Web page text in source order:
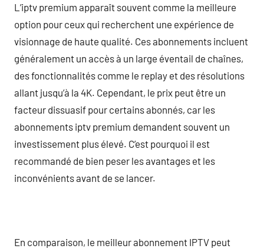
L’iptv premium apparaît souvent comme la meilleure
option pour ceux qui recherchent une expérience de
visionnage de haute qualité. Ces abonnements incluent
généralement un accès à un large éventail de chaînes,
des fonctionnalités comme le replay et des résolutions
allant jusqu’à la 4K. Cependant, le prix peut être un
facteur dissuasif pour certains abonnés, car les
abonnements iptv premium demandent souvent un
investissement plus élevé. C’est pourquoi il est
recommandé de bien peser les avantages et les
inconvénients avant de se lancer.
En comparaison, le meilleur abonnement IPTV peut